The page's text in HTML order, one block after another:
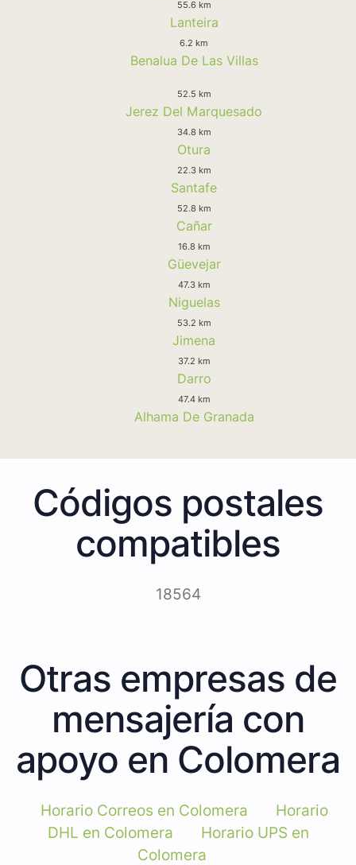
55.6 km
Lanteira
6.2 km
Benalua De Las Villas
52.5 km
Jerez Del Marquesado
34.8 km
Otura
22.3 km
Santafe
52.8 km
Cañar
16.8 km
Güevejar
47.3 km
Niguelas
53.2 km
Jimena
37.2 km
Darro
47.4 km
Alhama De Granada
Códigos postales
compatibles
18564
Otras empresas de
mensajería con
apoyo en Colomera
Horario Correos en Colomera
Horario
DHL en Colomera
Horario UPS en
Colomera